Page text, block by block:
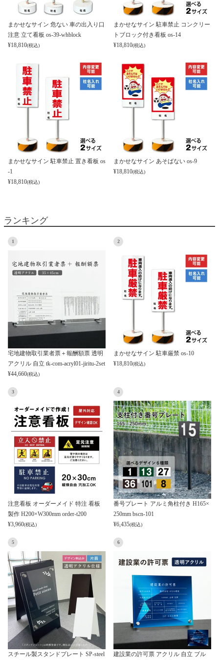
まかせなサイン 危ない 車の出入り口
注意 立て看板 os-39-whblock
¥18,810(税込)
まかせなサイン 駐車禁止 コンクリー
トブロック付き看板 os-14
¥18,810(税込)
まかせなサイン 駐車禁止 置き看板 os
-1
¥18,810(税込)
まかせなサイン あそばない os-9
¥18,810(税込)
ランキング
1
宅地建物取引業者票＋報酬額票 透明
アクリル 自立 tk-com-acryl01-jiritu-2set
¥44,660(税込)
2
まかせなサイン 駐車厳禁 os-10
¥18,810(税込)
3
注意看板 オーダーメイド 特注 看板
製作 H200×W300mm order-t200
¥3,960(税込)
4
番号プレート アルミ角柱付き H165×
250mm bscn-101
¥6,435(税込)
5
スチール製スタンドプレート SP-steel
6
建設業の許可票 アクリル 自立 ブル